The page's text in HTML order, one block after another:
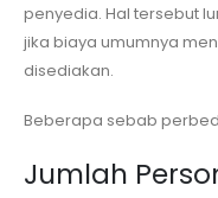
penyedia. Hal tersebut
jika biaya umumnya
disediakan.
Beberapa sebab
Jumlah